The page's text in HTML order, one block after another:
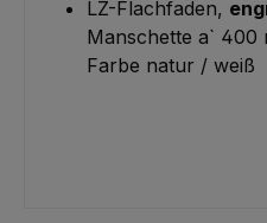
LZ-Flachfaden,
Manschette a` 400
Farbe natur / weiß